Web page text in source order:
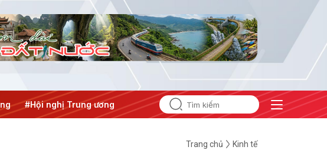
#Hội nghị Trung ương 3 #Đưa Nghị quyết thành hành động
Trang chủ Kinh tế